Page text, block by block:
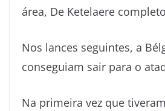
área, De Ketelaere
Nos lances seguintes, a
conseguiam sair para o
Na primeira vez que